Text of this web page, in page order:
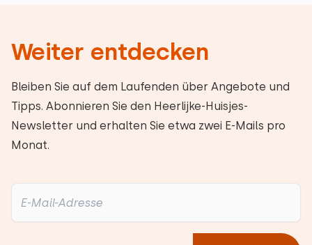
Weiter entdecken
Bleiben Sie auf dem Laufenden über Angebote und
Tipps. Abonnieren Sie den Heerlijke-Huisjes-
Newsletter und erhalten Sie etwa zwei E-Mails pro
Monat.